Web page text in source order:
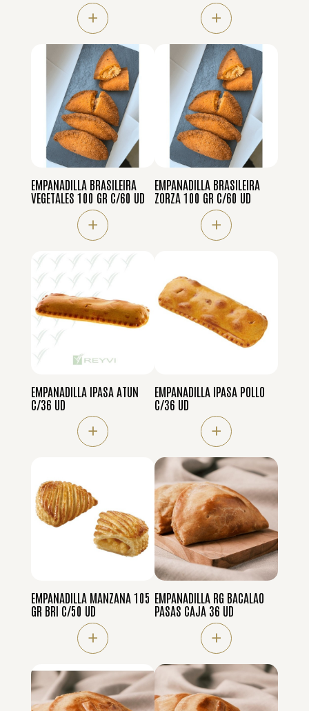
+ +
EMPANADILLA BRASILEIRA
VEGETALES 100 GR C/60 UD
+
EMPANADILLA BRASILEIRA
ZORZA 100 GR C/60 UD
+
EMPANADILLA IPASA ATUN
C/36 UD
+
EMPANADILLA IPASA POLLO
C/36 UD
+
EMPANADILLA MANZANA 105
GR BRI C/50 UD
+
EMPANADILLA RG BACALAO
PASAS CAJA 36 UD
+